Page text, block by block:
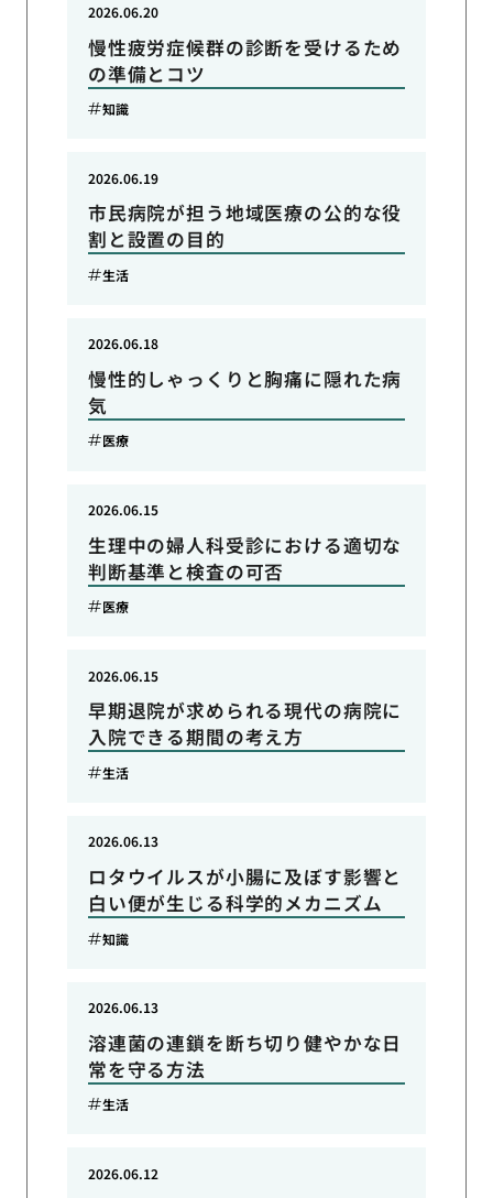
慢性疲労症候群の診断を受けるため
の準備とコツ
2026.06.20
知識
市民病院が担う地域医療の公的な役
割と設置の目的
2026.06.19
生活
慢性的しゃっくりと胸痛に隠れた病
気
2026.06.18
医療
生理中の婦人科受診における適切な
判断基準と検査の可否
2026.06.15
医療
早期退院が求められる現代の病院に
入院できる期間の考え方
2026.06.15
生活
ロタウイルスが小腸に及ぼす影響と
白い便が生じる科学的メカニズム
2026.06.13
知識
溶連菌の連鎖を断ち切り健やかな日
常を守る方法
2026.06.13
生活
2026.06.12